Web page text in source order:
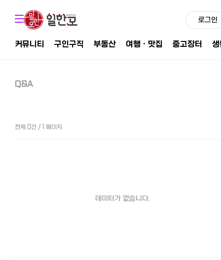
로그인
커뮤니티 구인구직 부동산 여행ㆍ맛집 중고장터
Q&A
전체 0건 / 1 페이지
데이터가 없습니다.